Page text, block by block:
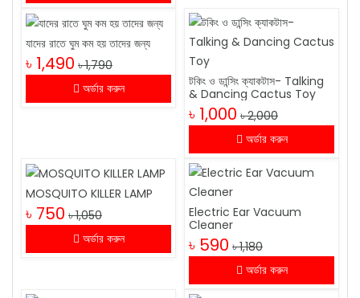
যাদের রাতে ঘুম কম হয় তাদের জন্য
৳ 1,490 ৳ 1,790
অর্ডার করুন
টকিং ও ডান্সিং ক্যাকটাস- Talking
& Dancing Cactus Toy
৳ 1,000 ৳ 2,000
অর্ডার করুন
MOSQUITO KILLER LAMP
৳ 750 ৳ 1,050
অর্ডার করুন
Electric Ear Vacuum
Cleaner
৳ 590 ৳ 1,180
অর্ডার করুন